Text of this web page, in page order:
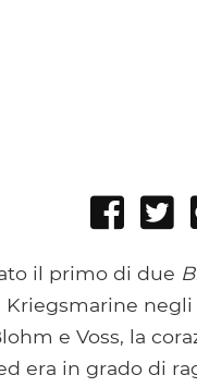
Share
il primo di due
e Voss, la
era in grado di